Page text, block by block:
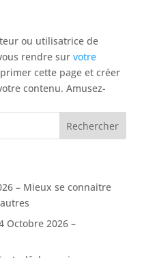
ou utilisatrice de
rendre sur votre
cette page et créer
contenu. Amusez-
– Mieux se connaitre
Octobre 2026 –